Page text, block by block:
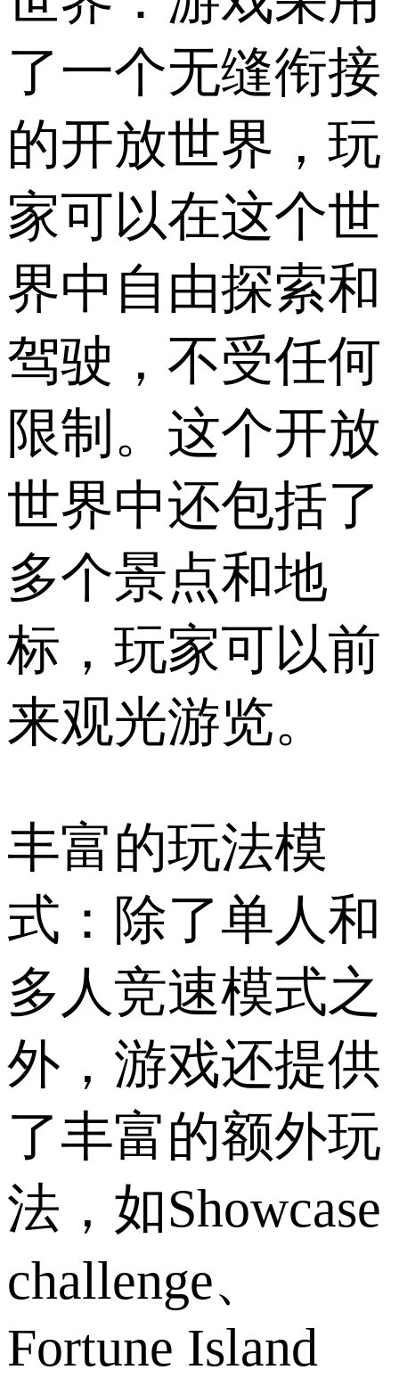
了一个无缝衔接
的开放世界，玩
家可以在这个世
界中自由探索和
驾驶，不受任何
限制。这个开放
世界中还包括了
多个景点和地
标，玩家可以前
来观光游览。
丰富的玩法模
式：除了单人和
多人竞速模式之
外，游戏还提供
了丰富的额外玩
法，如Showcase
challenge、
Fortune Island